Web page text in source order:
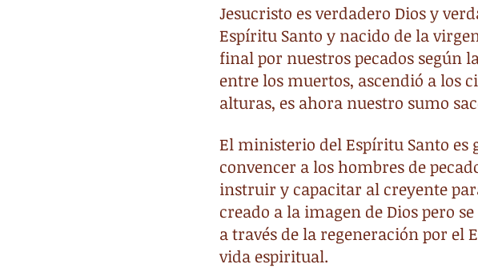
Jesucristo es verdadero Dios y
Espíritu Santo y nacido de la
final por nuestros pecados según
entre los muertos, ascendió a los
alturas, es ahora nuestro sumo
El ministerio del Espíritu Santo es
convencer a los hombres de
instruir y capacitar al creyente
creado a la imagen de Dios pero
a través de la regeneración por el
vida espiritual.